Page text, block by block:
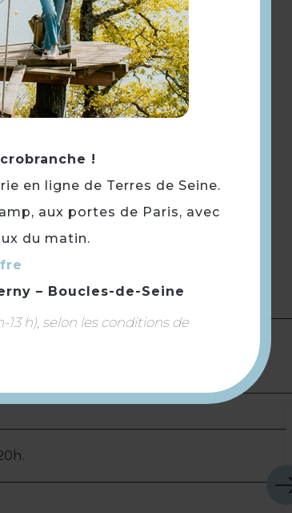
la nuit
Département des Yvelines.
!
en ligne de Terres de Seine.
aux portes de Paris, avec
du matin.
– Boucles-de-Seine
h), selon les conditions de